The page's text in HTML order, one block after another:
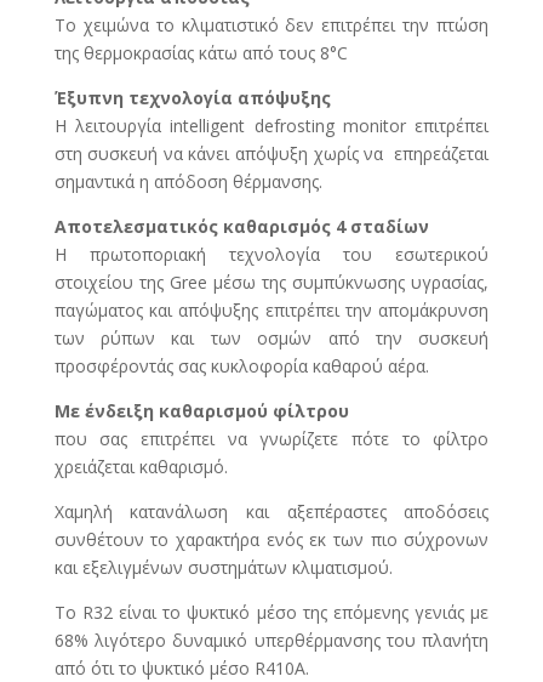
Το χειμώνα το κλιματιστικό δεν επιτρέπει την πτώση
της θερμοκρασίας κάτω από τους 8°C
Έξυπνη τεχνολογία απόψυξης
Η λειτουργία intelligent defrosting monitor επιτρέπει
στη συσκευή να κάνει απόψυξη χωρίς να επηρεάζεται
σημαντικά η απόδοση θέρμανσης.
Αποτελεσματικός καθαρισμός 4 σταδίων
Η πρωτοποριακή τεχνολογία του εσωτερικού
στοιχείου της Gree μέσω της συμπύκνωσης υγρασίας,
παγώματος και απόψυξης επιτρέπει την απομάκρυνση
των ρύπων και των οσμών από την συσκευή
προσφέροντάς σας κυκλοφορία καθαρού αέρα.
Με ένδειξη καθαρισμού φίλτρου
που σας επιτρέπει να γνωρίζετε πότε το φίλτρο
χρειάζεται καθαρισμό.
Χαμηλή κατανάλωση και αξεπέραστες αποδόσεις
συνθέτουν το χαρακτήρα ενός εκ των πιο σύχρονων
και εξελιγμένων συστημάτων κλιματισμού.
Το R32 είναι το ψυκτικό μέσο της επόμενης γενιάς με
68% λιγότερο δυναμικό υπερθέρμανσης του πλανήτη
από ότι το ψυκτικό μέσο R410Α.